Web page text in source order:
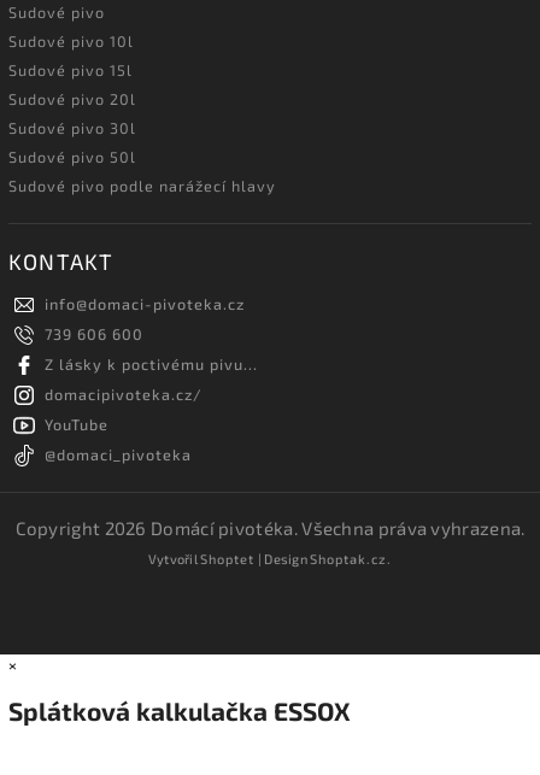
Sudové pivo
Sudové pivo 10l
Sudové pivo 15l
Sudové pivo 20l
Sudové pivo 30l
Sudové pivo 50l
Sudové pivo podle narážecí hlavy
KONTAKT
info@domaci-pivoteka.cz
739 606 600
Z lásky k poctivému pivu...
domacipivoteka.cz/
YouTube
@domaci_pivoteka
Copyright 2026 Domácí pivotéka. Všechna práva vyhrazena.
VytvořilShoptet | DesignShoptak.cz.
×
Splátková kalkulačka ESSOX